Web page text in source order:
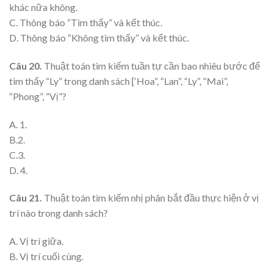
khác nữa không.
C. Thông báo “Tìm thấy” và kết thúc.
D. Thông báo “Không tìm thấy” và kết thúc.
Câu 20. Thuật toán tìm kiếm tuần tự cần bao nhiêu bước để
tìm thấy “Ly” trong danh sách [‘Hoa”, “Lan”, “Ly”, “Mai”,
“Phong”, “Vị”?
A. 1.
B.2.
C.3.
D. 4.
Câu 21. Thuật toán tìm kiếm nhị phân bắt đầu thực hiện ở vị
trí nào trong danh sách?
A. Vị trí giữa.
B. Vị trí cuối cùng.